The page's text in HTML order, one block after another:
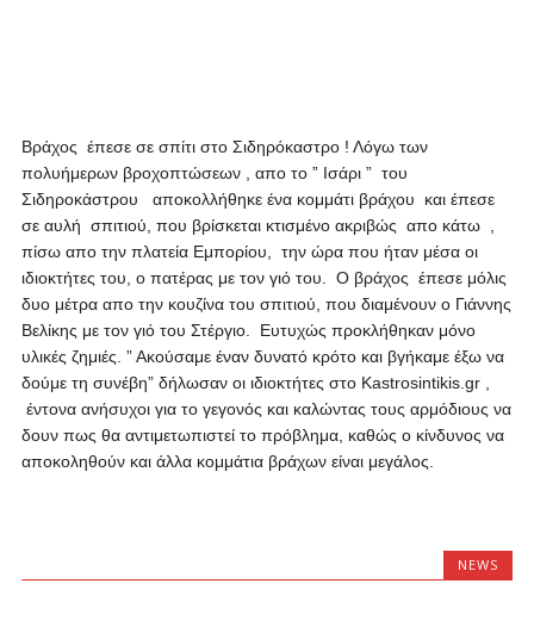
Βράχος έπεσε σε σπίτι στο Σιδηρόκαστρο ! Λόγω των
πολυήμερων βροχοπτώσεων , απο το ” Ισάρι ” του
Σιδηροκάστρου αποκολλήθηκε ένα κομμάτι βράχου και έπεσε
σε αυλή σπιτιού, που βρίσκεται κτισμένο ακριβώς απο κάτω ,
πίσω απο την πλατεία Εμπορίου, την ώρα που ήταν μέσα οι
ιδιοκτήτες του, ο πατέρας με τον γιό του. Ο βράχος έπεσε μόλις
δυο μέτρα απο την κουζίνα του σπιτιού, που διαμένουν ο Γιάννης
Βελίκης με τον γιό του Στέργιο. Ευτυχώς προκλήθηκαν μόνο
υλικές ζημιές. ” Ακούσαμε έναν δυνατό κρότο και βγήκαμε έξω να
δούμε τη συνέβη” δήλωσαν οι ιδιοκτήτες στο Kastrosintikis. gr,
έντονα ανήσυχοι για το γεγονός και καλώντας τους αρμόδιους να
δουν πως θα αντιμετωπιστεί το πρόβλημα, καθώς ο κίνδυνος να
αποκοληθούν και άλλα κομμάτια βράχων είναι μεγάλος.
NEWS